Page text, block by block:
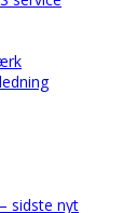
sidste nyt